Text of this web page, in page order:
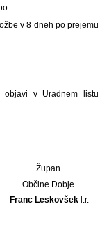
v 8 dneh po prejemu
v Uradnem listu
Župan
Občine Dobje
Franc Leskovšekl.r.